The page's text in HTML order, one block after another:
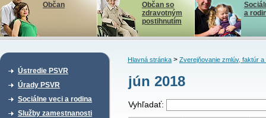
Občan
Občan so
zdravotným
postihnutím
a
Ústredie PSVR
Úrady PSVR
Sociálne veci a rodina
Služby zamestnanosti
Hlavná stránka> Zverejňovanie zmlúv, faktúr a
jún 2018
Vyhľadať: